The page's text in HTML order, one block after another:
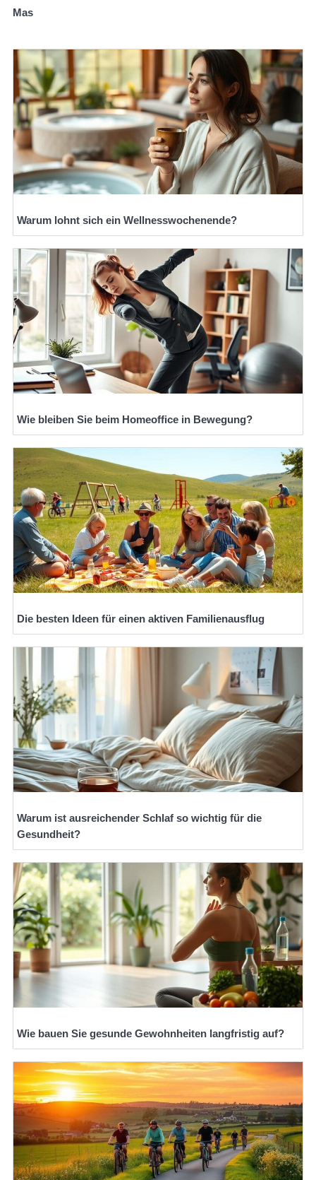
Mas
Warum lohnt sich ein Wellnesswochenende?
Wie bleiben Sie beim Homeoffice in Bewegung?
Die besten Ideen für einen aktiven Familienausflug
Warum ist ausreichender Schlaf so wichtig für die
Gesundheit?
Wie bauen Sie gesunde Gewohnheiten langfristig auf?